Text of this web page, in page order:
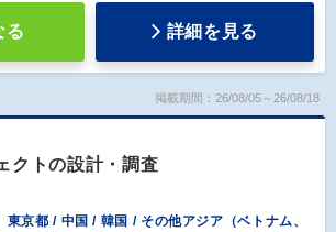
る 詳細を見る
掲載期間：26/08/05～26/08/18
クトの設計・調査
東京都 / 中国 / 韓国 / その他アジア（ベトナム、